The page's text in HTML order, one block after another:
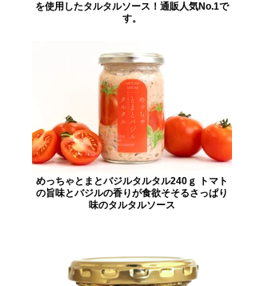
を使用したタルタルソース！通販人気No.1で
す。
めっちゃとまとバジルタルタル240ｇ トマト
の旨味とバジルの香りが食欲そそるさっぱり
味のタルタルソース